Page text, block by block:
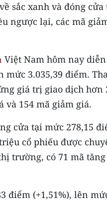
sắc xanh và đóng cửa
ngược lại, các mã
Việt Nam hôm nay
mức 3.035,39 điểm.
giá trị giao dịch hơn
và 154 mã giảm giá.
cửa tại mức 278,15
cổ phiếu được
trường, có 71 mã
điểm (+1,51%), lên